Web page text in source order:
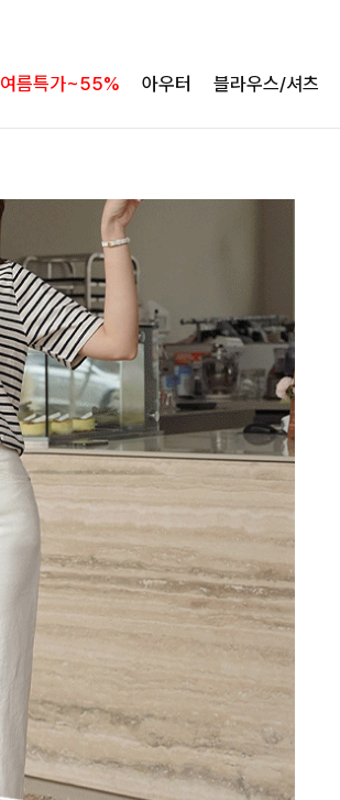
여름특가~55% 아우터 블라우스/셔츠